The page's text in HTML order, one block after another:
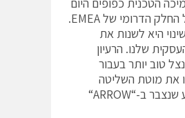
ישירות למנהל החלק הדרומי של EMEA.
היא לשנות את
שלנו. הרעיון
טוב יותר בעבור
את מוטת השליטה
העצומה והידע שנצבר ב-“ARROW“